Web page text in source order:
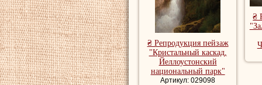
₴ Репродукция пейзаж
"Кристальный каскад,
Йеллоустонский
национальный парк"
Артикул: 029098
₴